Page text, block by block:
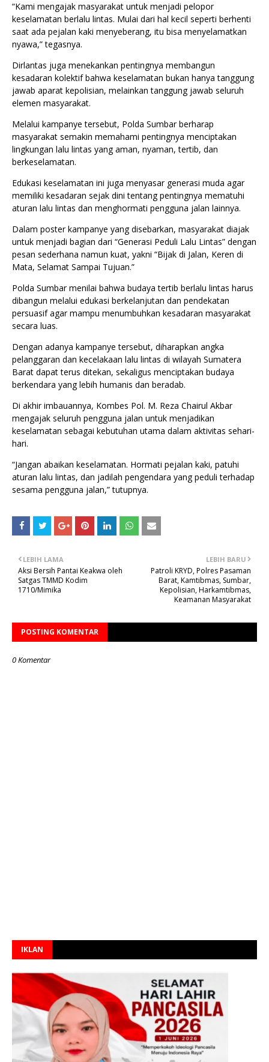
“Kami mengajak masyarakat untuk menjadi pelopor
keselamatan berlalu lintas. Mulai dari hal kecil seperti berhenti
saat ada pejalan kaki menyeberang, itu bisa menyelamatkan
nyawa,” tegasnya.
Dirlantas juga menekankan pentingnya membangun
kesadaran kolektif bahwa keselamatan bukan hanya tanggung
jawab aparat kepolisian, melainkan tanggung jawab seluruh
elemen masyarakat.
Melalui kampanye tersebut, Polda Sumbar berharap
masyarakat semakin memahami pentingnya menciptakan
lingkungan lalu lintas yang aman, nyaman, tertib, dan
berkeselamatan.
Edukasi keselamatan ini juga menyasar generasi muda agar
memiliki kesadaran sejak dini tentang pentingnya mematuhi
aturan lalu lintas dan menghormati pengguna jalan lainnya.
Dalam poster kampanye yang disebarkan, masyarakat diajak
untuk menjadi bagian dari “Generasi Peduli Lalu Lintas” dengan
pesan sederhana namun kuat, yakni “Bijak di Jalan, Keren di
Mata, Selamat Sampai Tujuan.”
Polda Sumbar menilai bahwa budaya tertib berlalu lintas harus
dibangun melalui edukasi berkelanjutan dan pendekatan
persuasif agar mampu menumbuhkan kesadaran masyarakat
secara luas.
Dengan adanya kampanye tersebut, diharapkan angka
pelanggaran dan kecelakaan lalu lintas di wilayah Sumatera
Barat dapat terus ditekan, sekaligus menciptakan budaya
berkendara yang lebih humanis dan beradab.
Di akhir imbauannya, Kombes Pol. M. Reza Chairul Akbar
mengajak seluruh pengguna jalan untuk menjadikan
keselamatan sebagai kebutuhan utama dalam aktivitas sehari-
hari.
“Jangan abaikan keselamatan. Hormati pejalan kaki, patuhi
aturan lalu lintas, dan jadilah pengendara yang peduli terhadap
sesama pengguna jalan,” tutupnya.
LEBIH BARU
Patroli KRYD, Polres Pasaman
Barat, Kamtibmas, Sumbar,
Kepolisian, Harkamtibmas,
Keamanan Masyarakat
LEBIH LAMA
Aksi Bersih Pantai Keakwa oleh
Satgas TMMD Kodim
1710/Mimika
POSTING KOMENTAR
0 Komentar
IKLAN